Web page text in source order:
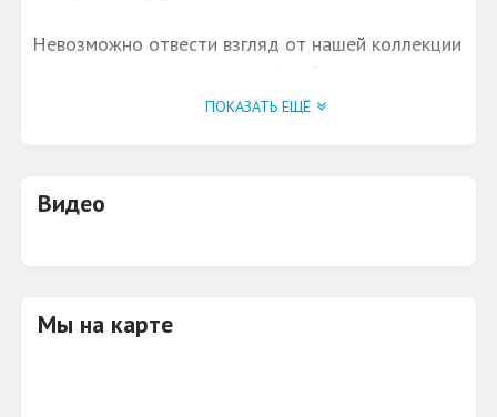
Невозможно отвести взгляд от нашей коллекции
уникальных десертов ручной работы. А для
предстоящего торжества или просто чтобы
Главной изюминкой французской кондитерской
настоящим хрустом!
ПОКАЗАТЬ ЕЩЁ
Видео
Мы на карте